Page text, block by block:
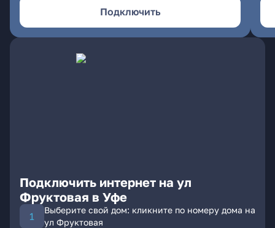
Подключить
Подключить интернет на ул
Фруктовая в Уфе
Выберите свой дом: кликните по номеру дома на
ул Фруктовая